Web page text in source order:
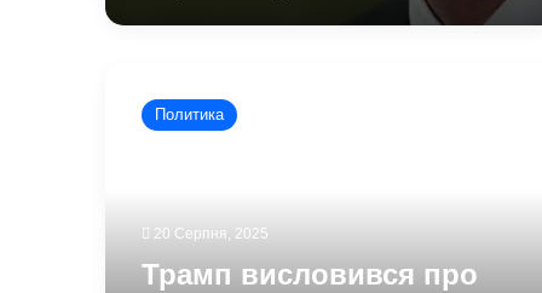
висловився
Путіна:
Политика
20 Серпня, 2025
Трамп висловився про